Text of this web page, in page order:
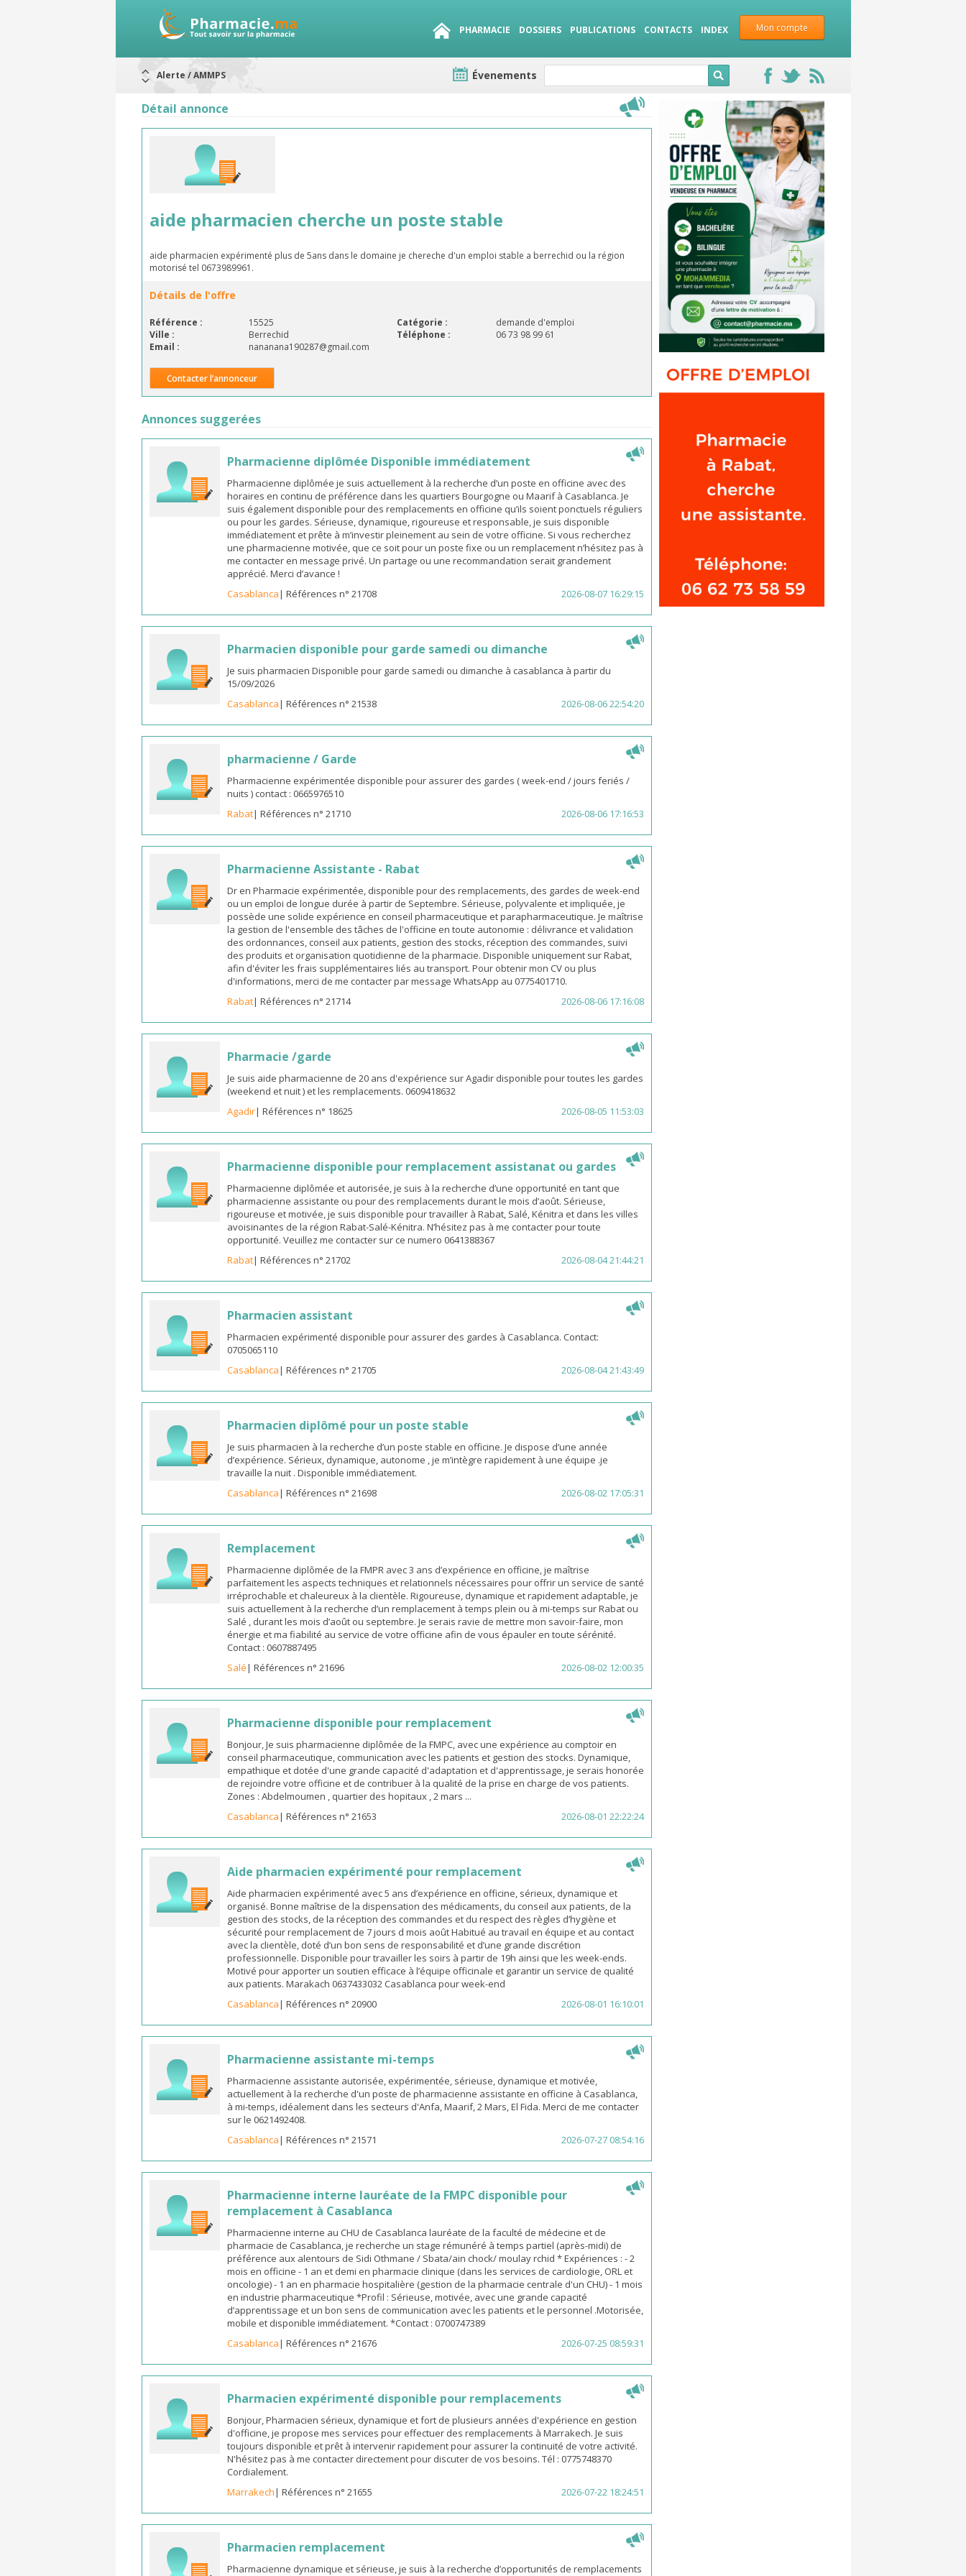
Mon compte
PHARMACIE DOSSIERS PUBLICATIONS CONTACTS INDEX
Alerte / AMMPS
ARRÊT DE COMMERCIALISATION
Rappel de lots : préparations lactées
Évenements
Détail annonce
aide pharmacien cherche un poste stable
aide pharmacien expérimenté plus de 5ans dans le domaine je chereche d'un emploi stable a berrechid ou la région
motorisé tel 0673989961.
Détails de l'offre
Référence : 15525 Catégorie :
demande d'emploi
Ville :
Berrechid Téléphone :
06 73 98 99 61
Email :
nananana190287@gmail.com
Contacter l’annonceur
Annonces suggerées
Pharmacienne diplômée Disponible immédiatement
Pharmacienne diplômée je suis actuellement à la recherche d’un poste en officine avec des
horaires en continu de préférence dans les quartiers Bourgogne ou Maarif à Casablanca. Je
suis également disponible pour des remplacements en officine qu’ils soient ponctuels réguliers
ou pour les gardes. Sérieuse, dynamique, rigoureuse et responsable, je suis disponible
immédiatement et prête à m’investir pleinement au sein de votre officine. Si vous recherchez
une pharmacienne motivée, que ce soit pour un poste fixe ou un remplacement n’hésitez pas à
me contacter en message privé. Un partage ou une recommandation serait grandement
apprécié. Merci d’avance !
Casablanca| Références n° 21708 2026-08-07 16:29:15
Pharmacien disponible pour garde samedi ou dimanche
Je suis pharmacien Disponible pour garde samedi ou dimanche à casablanca à partir du
15/09/2026
Casablanca| Références n° 21538 2026-08-06 22:54:20
pharmacienne / Garde
Pharmacienne expérimentée disponible pour assurer des gardes ( week-end / jours feriés /
nuits ) contact : 0665976510
Rabat| Références n° 21710 2026-08-06 17:16:53
Pharmacienne Assistante - Rabat
Dr en Pharmacie expérimentée, disponible pour des remplacements, des gardes de week-end
ou un emploi de longue durée à partir de Septembre. Sérieuse, polyvalente et impliquée, je
possède une solide expérience en conseil pharmaceutique et parapharmaceutique. Je maîtrise
la gestion de l'ensemble des tâches de l'officine en toute autonomie : délivrance et validation
des ordonnances, conseil aux patients, gestion des stocks, réception des commandes, suivi
des produits et organisation quotidienne de la pharmacie. Disponible uniquement sur Rabat,
afin d'éviter les frais supplémentaires liés au transport. Pour obtenir mon CV ou plus
d'informations, merci de me contacter par message WhatsApp au 0775401710.
Rabat| Références n° 21714 2026-08-06 17:16:08
Pharmacie /garde
Je suis aide pharmacienne de 20 ans d'expérience sur Agadir disponible pour toutes les gardes
(weekend et nuit ) et les remplacements. 0609418632
Agadir| Références n° 18625 2026-08-05 11:53:03
Pharmacienne disponible pour remplacement assistanat ou gardes
Pharmacienne diplômée et autorisée, je suis à la recherche d’une opportunité en tant que
pharmacienne assistante ou pour des remplacements durant le mois d’août. Sérieuse,
rigoureuse et motivée, je suis disponible pour travailler à Rabat, Salé, Kénitra et dans les villes
avoisinantes de la région Rabat-Salé-Kénitra. N’hésitez pas à me contacter pour toute
opportunité. Veuillez me contacter sur ce numero 0641388367
Rabat| Références n° 21702 2026-08-04 21:44:21
Pharmacien assistant
Pharmacien expérimenté disponible pour assurer des gardes à Casablanca. Contact:
0705065110
Casablanca| Références n° 21705 2026-08-04 21:43:49
Pharmacien diplômé pour un poste stable
Je suis pharmacien à la recherche d’un poste stable en officine. Je dispose d’une année
d’expérience. Sérieux, dynamique, autonome , je m’intègre rapidement à une équipe .je
travaille la nuit . Disponible immédiatement.
Casablanca| Références n° 21698 2026-08-02 17:05:31
Remplacement
Pharmacienne diplômée de la FMPR avec 3 ans d’expérience en officine, je maîtrise
parfaitement les aspects techniques et relationnels nécessaires pour offrir un service de santé
irréprochable et chaleureux à la clientèle. Rigoureuse, dynamique et rapidement adaptable, je
suis actuellement à la recherche d’un remplacement à temps plein ou à mi-temps sur Rabat ou
Salé , durant les mois d’août ou septembre. Je serais ravie de mettre mon savoir-faire, mon
énergie et ma fiabilité au service de votre officine afin de vous épauler en toute sérénité.
Contact : 0607887495
Salé| Références n° 21696 2026-08-02 12:00:35
Pharmacienne disponible pour remplacement
Bonjour, Je suis pharmacienne diplômée de la FMPC, avec une expérience au comptoir en
conseil pharmaceutique, communication avec les patients et gestion des stocks. Dynamique,
empathique et dotée d'une grande capacité d'adaptation et d'apprentissage, je serais honorée
de rejoindre votre officine et de contribuer à la qualité de la prise en charge de vos patients.
Zones : Abdelmoumen , quartier des hopitaux , 2 mars ...
Casablanca| Références n° 21653 2026-08-01 22:22:24
Aide pharmacien expérimenté pour remplacement
Aide pharmacien expérimenté avec 5 ans d’expérience en officine, sérieux, dynamique et
organisé. Bonne maîtrise de la dispensation des médicaments, du conseil aux patients, de la
gestion des stocks, de la réception des commandes et du respect des règles d’hygiène et
sécurité pour remplacement de 7 jours d mois août Habitué au travail en équipe et au contact
avec la clientèle, doté d’un bon sens de responsabilité et d’une grande discrétion
professionnelle. Disponible pour travailler les soirs à partir de 19h ainsi que les week-ends.
Motivé pour apporter un soutien efficace à l’équipe officinale et garantir un service de qualité
aux patients. Marakach 0637433032 Casablanca pour week-end
Casablanca| Références n° 20900 2026-08-01 16:10:01
Pharmacienne assistante mi-temps
Pharmacienne assistante autorisée, expérimentée, sérieuse, dynamique et motivée,
actuellement à la recherche d'un poste de pharmacienne assistante en officine à Casablanca,
à mi-temps, idéalement dans les secteurs d'Anfa, Maarif, 2 Mars, El Fida. Merci de me contacter
sur le 0621492408.
Casablanca| Références n° 21571 2026-07-27 08:54:16
Pharmacienne interne lauréate de la FMPC disponible pour
remplacement à Casablanca
Pharmacienne interne au CHU de Casablanca lauréate de la faculté de médecine et de
pharmacie de Casablanca, je recherche un stage rémunéré à temps partiel (après-midi) de
préférence aux alentours de Sidi Othmane / Sbata/ain chock/ moulay rchid * Expériences : - 2
mois en officine - 1 an et demi en pharmacie clinique (dans les services de cardiologie, ORL et
oncologie) - 1 an en pharmacie hospitalière (gestion de la pharmacie centrale d'un CHU) - 1 mois
en industrie pharmaceutique *Profil : Sérieuse, motivée, avec une grande capacité
d’apprentissage et un bon sens de communication avec les patients et le personnel .Motorisée,
mobile et disponible immédiatement. *Contact : 0700747389
Casablanca| Références n° 21676 2026-07-25 08:59:31
Pharmacien expérimenté disponible pour remplacements
Bonjour, Pharmacien sérieux, dynamique et fort de plusieurs années d'expérience en gestion
d'officine, je propose mes services pour effectuer des remplacements à Marrakech. Je suis
toujours disponible et prêt à intervenir rapidement pour assurer la continuité de votre activité.
N'hésitez pas à me contacter directement pour discuter de vos besoins. Tél : 0775748370
Cordialement.
Marrakech| Références n° 21655 2026-07-22 18:24:51
Pharmacien remplacement
Pharmacienne dynamique et sérieuse, je suis à la recherche d’opportunités de remplacements